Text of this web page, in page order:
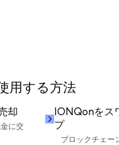
する方法
却
に交
IONQonをス
プ
ブロックチェー